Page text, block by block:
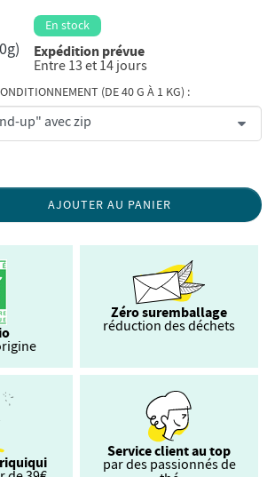
En stock
Expédition prévue
Entre 13 et 14 jours
(DE 40 G À 1 KG) :
AJOUTER AU PANIER
Zéro suremballage
réduction des déchets
Service client au top
par des passionnés de